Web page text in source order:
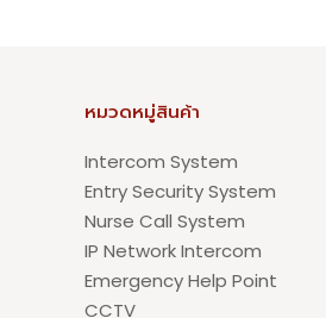
หมวดหมู่สินค้า
Intercom System
Entry Security System
Nurse Call System
IP Network Intercom
Emergency Help Point
CCTV